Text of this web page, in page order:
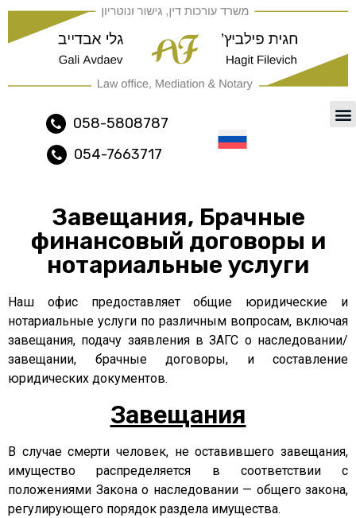
058-5808787
054-7663717
Завещания, Брачные
финансовый договоры и
нотариальные услуги
Наш офис предоставляет общие юридические и
нотариальные услуги по различным вопросам, включая
завещания, подачу заявления в ЗАГС о наследовании/
завещании, брачные договоры, и составление
юридических документов.
Завещания
В случае смерти человек, не оставившего завещания,
имущество распределяется в соответствии с
положениями Закона о наследовании — общего закона,
регулирующего порядок раздела имущества.